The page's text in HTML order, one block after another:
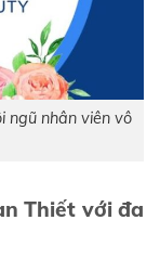
ngũ nhân viên vô
Thiết với đa